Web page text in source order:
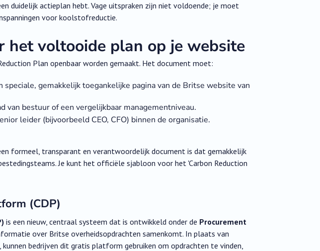
duidelijk actieplan hebt. Vage uitspraken zijn niet voldoende; je moet
voor koolstofreductie.
het voltooide plan op je website
Plan openbaar worden gemaakt. Het document moet:
speciale, gemakkelijk toegankelijke pagina van de Britse website van
van bestuur of een vergelijkbaar managementniveau.
leider (bijvoorbeeld CEO, CFO) binnen de organisatie.
formeel, transparant en verantwoordelijk document is dat gemakkelijk
Je kunt het officiële sjabloon voor het 'Carbon Reduction
(CDP)
is een nieuw, centraal systeem dat is ontwikkeld onder de Procurement
over Britse overheidsopdrachten samenkomt. In plaats van
bedrijven dit gratis platform gebruiken om opdrachten te vinden,